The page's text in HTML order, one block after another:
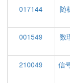
017144 随
001549 数
210049 信